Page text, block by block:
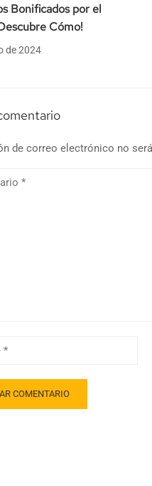
Bonificados por el
Cómo!
de 2024
de correo electrónico no